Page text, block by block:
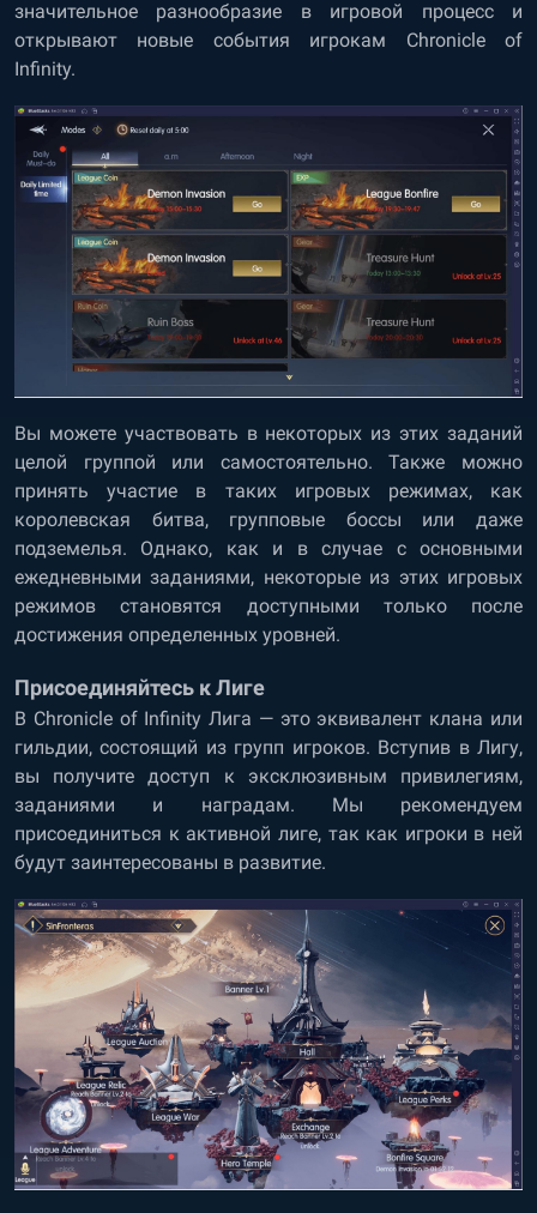
значительное разнообразие в игровой процесс и
открывают новые события игрокам Chronicle of
Infinity.
Вы можете участвовать в некоторых из этих заданий
целой группой или самостоятельно. Также можно
принять участие в таких игровых режимах, как
королевская битва, групповые боссы или даже
подземелья. Однако, как и в случае с основными
ежедневными заданиями, некоторые из этих игровых
режимов становятся доступными только после
достижения определенных уровней.
Присоединяйтесь к Лиге
В Chronicle of Infinity Лига — это эквивалент клана или
гильдии, состоящий из групп игроков. Вступив в Лигу,
вы получите доступ к эксклюзивным привилегиям,
заданиями и наградам. Мы рекомендуем
присоединиться к активной лиге, так как игроки в ней
будут заинтересованы в развитие.